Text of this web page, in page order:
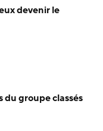
devenir le
du groupe classés